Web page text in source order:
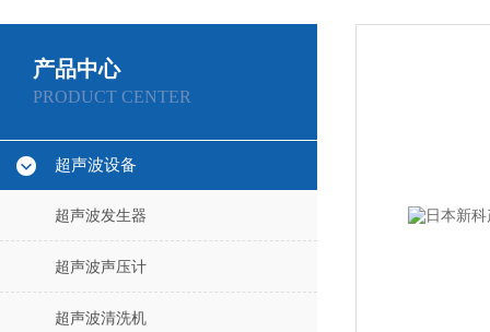
产品中心
PRODUCT CENTER
超声波设备
超声波发生器
超声波声压计
超声波清洗机